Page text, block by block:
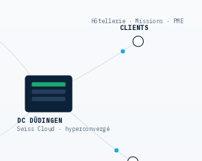
DC DÜDINGEN
Swiss Cloud · hyperconvergé
CLIENTS
Hôtellerie · Missions · PME